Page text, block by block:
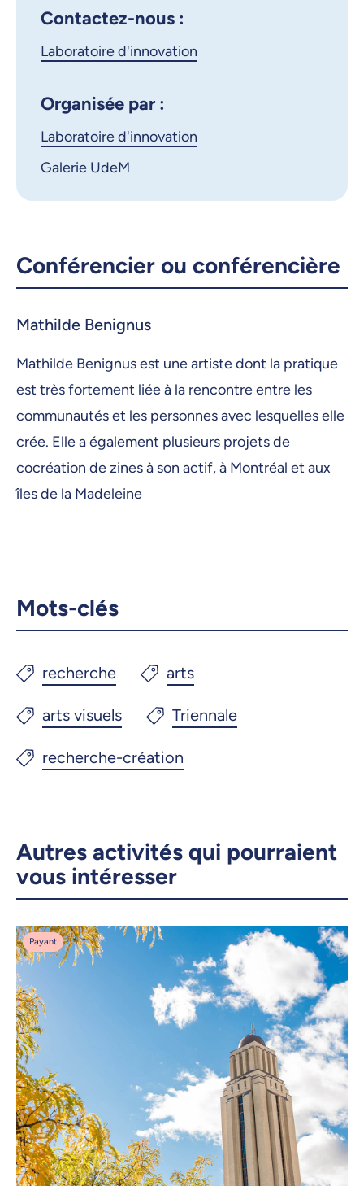
X.com
Contactez-nous :
Laboratoire d'innovation
Organisée par :
Laboratoire d'innovation
Galerie UdeM
Conférencier ou conférencière
Mathilde Benignus
Mathilde Benignus est une artiste dont la pratique
est très fortement liée à la rencontre entre les
communautés et les personnes avec lesquelles elle
crée. Elle a également plusieurs projets de
cocréation de zines à son actif, à Montréal et aux
îles de la Madeleine
Mots-clés
Autres activités qui pourraient
vous intéresser
Payant